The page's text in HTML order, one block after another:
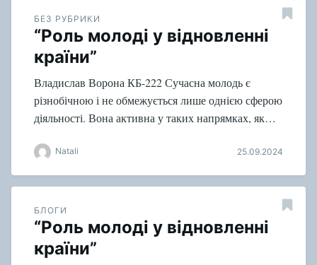
БЕЗ РУБРИКИ
“Роль молоді у відновленні
країни”
Владислав Ворона КБ-222 Сучасна молодь є
різнобічною і не обмежується лише однією сферою
діяльності. Вона активна у таких напрямках, як…
Natali 25.09.2024
БЛОГИ
“Роль молоді у відновленні
країни”